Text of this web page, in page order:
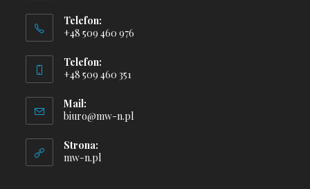
Telefon:
+48 509 460 976
p
n
s
n
Telefon:
+48 509 460 351
p
e
n
s
Mail:
biuro@mw-n.pl
Strona:
mw-n.pl